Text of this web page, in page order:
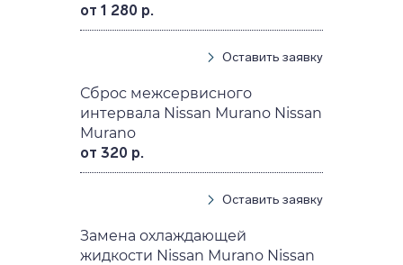
от 1 280 р.
Оставить заявку
Сброс межсервисного
интервала Nissan Murano Nissan
Murano
от 320 р.
Оставить заявку
Замена охлаждающей
жидкости Nissan Murano Nissan